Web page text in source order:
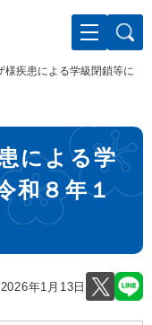
様疾患による学級閉鎖等に
による学
和８年１
2026年1月13日